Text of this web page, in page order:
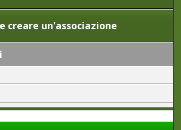
creare un'associazione